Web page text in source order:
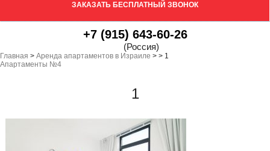
ЗАКАЗАТЬ БЕСПЛАТНЫЙ ЗВОНОК
+7 (915) 643-60-26
(Россия)
Главная > Аренда апартаментов в Израиле >
Апартаменты №4
> 1
1